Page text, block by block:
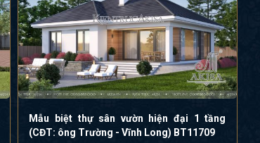
Mẫu biệt thự sân vườn hiện đại 1 tầng
(CĐT: ông Trường - Vĩnh Long) BT11709